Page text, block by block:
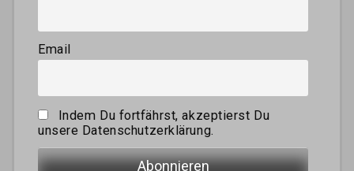
Email
Indem Du fortfährst, akzeptierst Du
unsere Datenschutzerklärung.